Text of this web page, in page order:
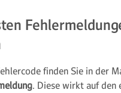
finden Sie in der
. Diese wirkt auf